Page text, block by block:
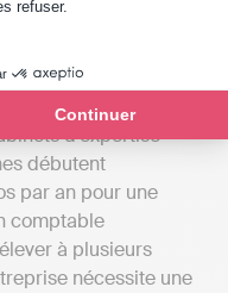
refuser.
Continuer
des services
une vision
disponibles à
d'expertise
débutent
par an pour une
comptable
à plusieurs
nécessite une